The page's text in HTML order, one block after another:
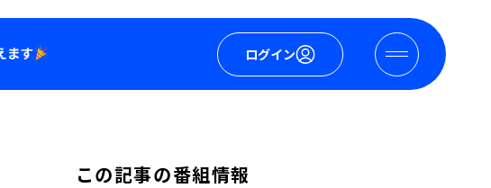
ログイン
この記事の番組情報